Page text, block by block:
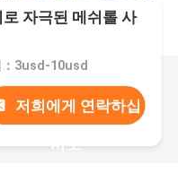
자극된 메쉬롤 사
：3usd-10usd
저희에게 연락하십
시오